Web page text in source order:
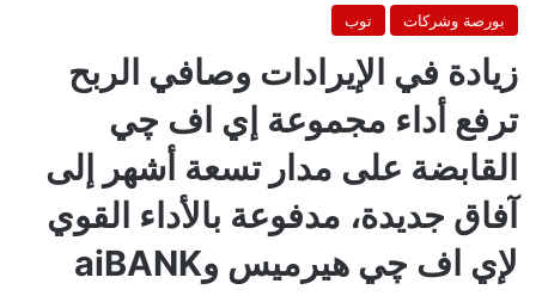
بورصة وشركات توب
زيادة في الإيرادات وصافي الربح
ترفع أداء مجموعة إي اف چي
القابضة على مدار تسعة أشهر إلى
آفاق جديدة، مدفوعة بالأداء القوي
لإي اف چي هيرميس وaiBANK